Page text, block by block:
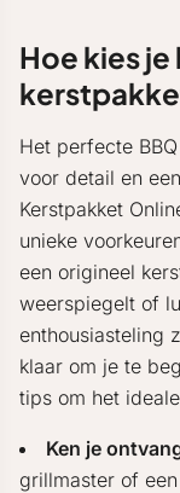
Hoe kies
Het perfecte
voor detail en
Kerstpakket
unieke
een origineel
weerspiegelt of
enthousiasteling
klaar om je te
tips om het
Ken je
grillmaster of